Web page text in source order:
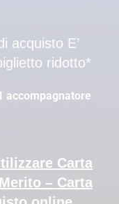
acquisto E’
ridotto*
accompagnatore
Carta
– Carta